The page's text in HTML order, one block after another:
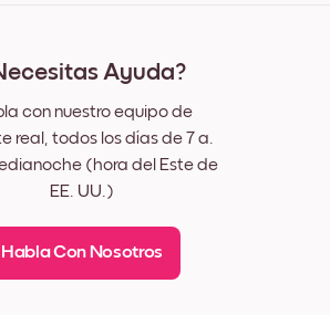
Ayuda?
con nuestro equipo de
real, todos los días de 7 a.
(hora del Este de
EE. UU.)
Habla Con Nosotros